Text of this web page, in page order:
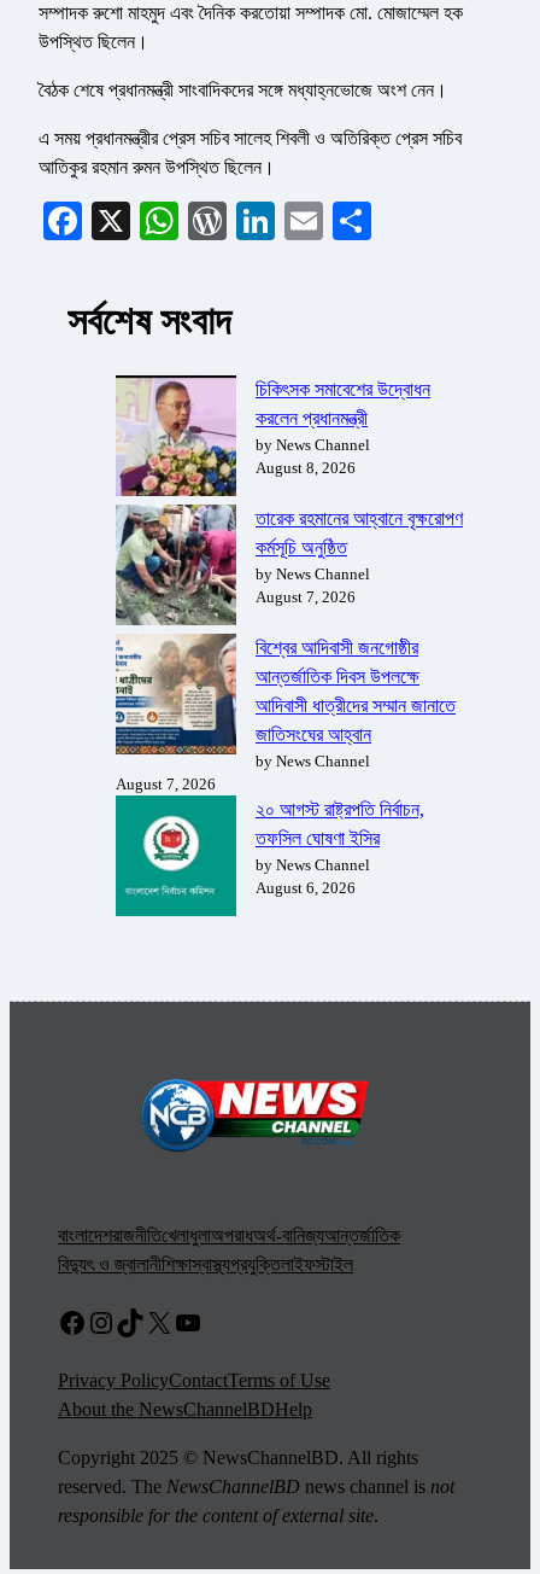
সম্পাদক রুশো মাহমুদ এবং দৈনিক করতোয়া সম্পাদক মো. মোজাম্মেল হক
উপস্থিত ছিলেন।
বৈঠক শেষে প্রধানমন্ত্রী সাংবাদিকদের সঙ্গে মধ্যাহ্নভোজে অংশ নেন।
এ সময় প্রধানমন্ত্রীর প্রেস সচিব সালেহ শিবলী ও অতিরিক্ত প্রেস সচিব
আতিকুর রহমান রুমন উপস্থিত ছিলেন।
Facebook
X WhatsApp
WordPress
LinkedIn
Email
সর্বশেষ সংবাদ
চিকিৎসক সমাবেশের উদ্বোধন
করলেন প্রধানমন্ত্রী
by News Channel
August 8, 2026
তারেক রহমানের আহ্বানে বৃক্ষরোপণ
কর্মসূচি অনুষ্ঠিত
by News Channel
August 7, 2026
বিশ্বের আদিবাসী জনগোষ্ঠীর
আন্তর্জাতিক দিবস উপলক্ষে
আদিবাসী ধাত্রীদের সম্মান জানাতে
জাতিসংঘের আহ্বান
by News Channel
August 7, 2026
২০ আগস্ট রাষ্ট্রপতি নির্বাচন,
তফসিল ঘোষণা ইসির
by News Channel
August 6, 2026
বাংলাদেশরাজনীতিখেলাধুলাঅপরাধঅর্থ-বানিজ্যআন্তর্জাতিক
বিদ্যুৎ ও জ্বালানীশিক্ষাস্বাস্থ্যপ্রযুক্তিলাইফস্টাইল
Facebook
Instagram
TikTok
X YouTube
Privacy PolicyContactTerms of Use
About the NewsChannelBDHelp
Copyright 2025 © NewsChannelBD. All rights
reserved. The NewsChannelBD news channel is not
responsible for the content of external site.